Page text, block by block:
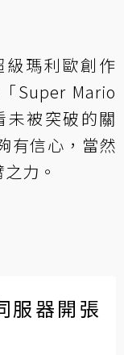
瑪利歐創作
Super Mario
未被突破的關
有信心，當然
力。
服器開張